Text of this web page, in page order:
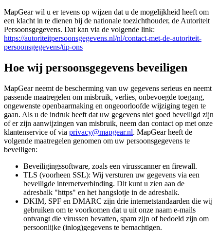
MapGear wil u er tevens op wijzen dat u de mogelijkheid heeft om
een klacht in te dienen bij de nationale toezichthouder, de Autoriteit
Persoonsgegevens. Dat kan via de volgende link:
https://autoriteitpersoonsgegevens.nl/nl/contact-met-de-autoriteit-
persoonsgegevens/tip-ons
Hoe wij persoonsgegevens beveiligen
MapGear neemt de bescherming van uw gegevens serieus en neemt
passende maatregelen om misbruik, verlies, onbevoegde toegang,
ongewenste openbaarmaking en ongeoorloofde wijziging tegen te
gaan. Als u de indruk heeft dat uw gegevens niet goed beveiligd zijn
of er zijn aanwijzingen van misbruik, neem dan contact op met onze
klantenservice of via privacy@mapgear.nl. MapGear heeft de
volgende maatregelen genomen om uw persoonsgegevens te
beveiligen:
Beveiligingssoftware, zoals een virusscanner en firewall.
TLS (voorheen SSL): Wij versturen uw gegevens via een
beveiligde internetverbinding. Dit kunt u zien aan de
adresbalk "https" en het hangslotje in de adresbalk.
DKIM, SPF en DMARC zijn drie internetstandaarden die wij
gebruiken om te voorkomen dat u uit onze naam e-mails
ontvangt die virussen bevatten, spam zijn of bedoeld zijn om
persoonlijke (inlog)gegevens te bemachtigen.